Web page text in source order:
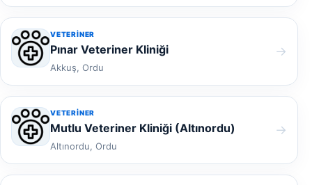
VETERINER
Pınar Veteriner Kliniği
Akkuş, Ordu
→
VETERINER
Mutlu Veteriner Kliniği (Altınordu)
Altınordu, Ordu
→